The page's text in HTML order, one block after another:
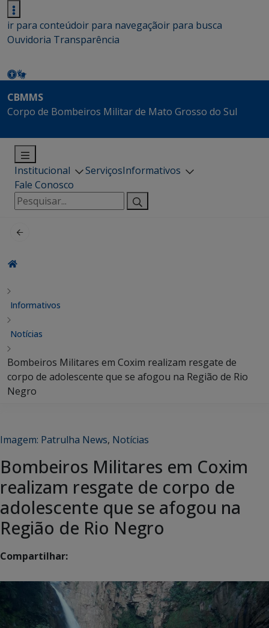
ir para conteúdoir para navegaçãoir para busca
Ouvidoria Transparência
CBMMS
Corpo de Bombeiros Militar de Mato Grosso do Sul
Institucional ServiçosInformativos
Fale Conosco
Pesquisar
por:
Informativos
Notícias
Bombeiros Militares em Coxim realizam resgate de
corpo de adolescente que se afogou na Região de Rio
Negro
Imagem: Patrulha News, Notícias
Bombeiros Militares em Coxim
realizam resgate de corpo de
adolescente que se afogou na
Região de Rio Negro
Compartilhar: